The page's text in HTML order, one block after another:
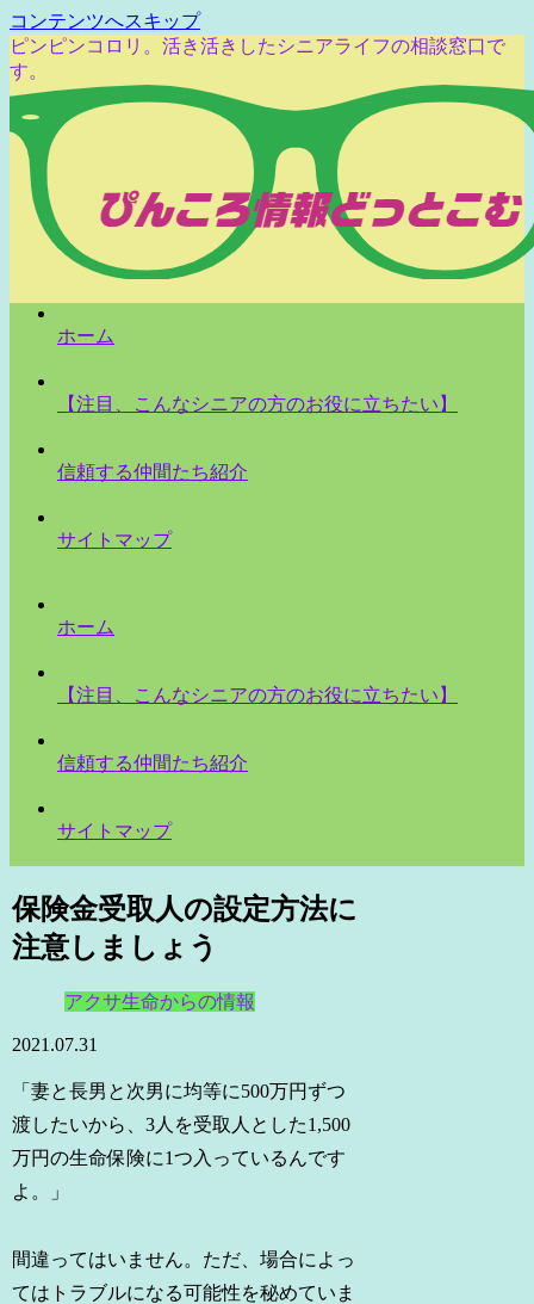
コンテンツへスキップ
ピンピンコロリ。活き活きしたシニアライフの相談窓口で
す。
ホーム
【注目、こんなシニアの方のお役に立ちたい】
信頼する仲間たち紹介
サイトマップ
ホーム
【注目、こんなシニアの方のお役に立ちたい】
信頼する仲間たち紹介
サイトマップ
保険金受取人の設定方法に
注意しましょう
アクサ生命からの情報
2021.07.31
「妻と長男と次男に均等に500万円ずつ
渡したいから、3人を受取人とした1,500
万円の生命保険に1つ入っているんです
よ。」
間違ってはいません。ただ、場合によっ
てはトラブルになる可能性を秘めていま